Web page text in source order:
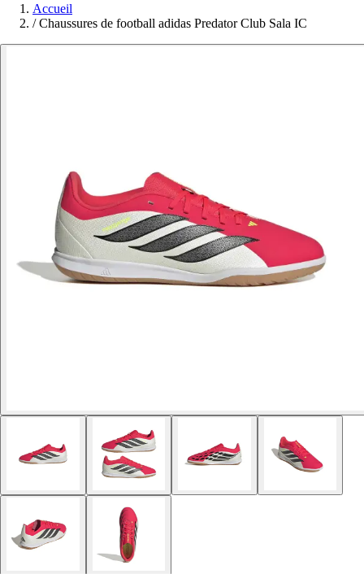
Accueil
/ Chaussures de football adidas Predator Club Sala IC